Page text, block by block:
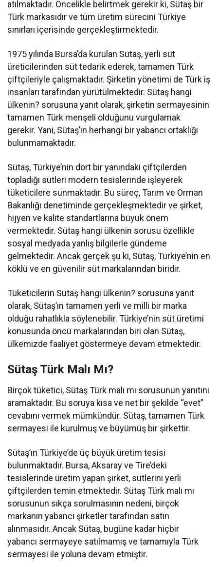
atılmaktadır. Öncelikle belirtmek gerekir ki, Sütaş bir
Türk markasıdır ve tüm üretim sürecini Türkiye
sınırları içerisinde gerçekleştirmektedir.
1975 yılında Bursa’da kurulan Sütaş, yerli süt
üreticilerinden süt tedarik ederek, tamamen Türk
çiftçileriyle çalışmaktadır. Şirketin yönetimi de Türk iş
insanları tarafından yürütülmektedir. Sütaş hangi
ülkenin? sorusuna yanıt olarak, şirketin sermayesinin
tamamen Türk menşeli olduğunu vurgulamak
gerekir. Yani, Sütaş’ın herhangi bir yabancı ortaklığı
bulunmamaktadır.
Sütaş, Türkiye’nin dört bir yanındaki çiftçilerden
topladığı sütleri modern tesislerinde işleyerek
tüketicilere sunmaktadır. Bu süreç, Tarım ve Orman
Bakanlığı denetiminde gerçekleşmektedir ve şirket,
hijyen ve kalite standartlarına büyük önem
vermektedir. Sütaş hangi ülkenin sorusu özellikle
sosyal medyada yanlış bilgilerle gündeme
gelmektedir. Ancak gerçek şu ki, Sütaş, Türkiye’nin en
köklü ve en güvenilir süt markalarından biridir.
Tüketicilerin Sütaş hangi ülkenin? sorusuna yanıt
olarak, Sütaş’ın tamamen yerli ve milli bir marka
olduğu rahatlıkla söylenebilir. Türkiye’nin süt üretimi
konusunda öncü markalarından biri olan Sütaş,
ülkemizde faaliyet göstermeye devam etmektedir.
Sütaş Türk Malı Mı?
Birçok tüketici, Sütaş Türk malı mı sorusunun yanıtını
aramaktadır. Bu soruya kısa ve net bir şekilde “evet”
cevabını vermek mümkündür. Sütaş, tamamen Türk
sermayesi ile kurulmuş ve büyümüş bir şirkettir.
Sütaş’ın Türkiye’de üç büyük üretim tesisi
bulunmaktadır. Bursa, Aksaray ve Tire’deki
tesislerinde üretim yapan şirket, sütlerini yerli
çiftçilerden temin etmektedir. Sütaş Türk malı mı
sorusunun sıkça sorulmasının nedeni, birçok
markanın yabancı şirketler tarafından satın
alınmasıdır. Ancak Sütaş, bugüne kadar hiçbir
yabancı sermayeye satılmamış ve tamamıyla Türk
sermayesi ile yoluna devam etmiştir.